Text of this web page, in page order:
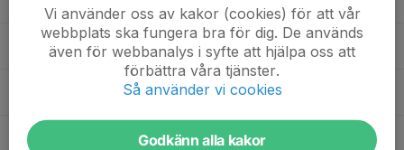
37. Elin Burell
49. Agnes Burell
62. Lina Pedersen
Vi använder oss av kakor (cookies) för att vår
webbplats ska fungera bra för dig. De används
även för webbanalys i syfte att hjälpa oss att
förbättra våra tjänster.
Så använder vi cookies
Godkänn alla kakor